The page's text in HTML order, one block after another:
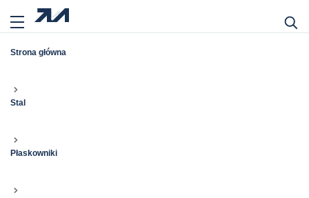
Strona główna
Stal
Płaskowniki